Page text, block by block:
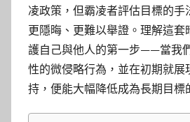
凌政策，但霸凌者評估目標的手
更隱晦、更難以舉證。理解這
護自己與他人的第一步——當我
性的微侵略行為，並在初期就展
持，便能大幅降低成為長期目標